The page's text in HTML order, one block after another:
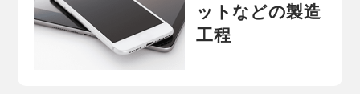
ットなどの製造
工程